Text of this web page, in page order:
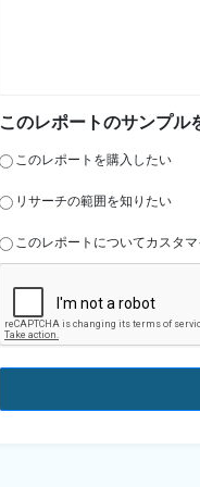
このレポートのサンプル
このレポートを購入したい
リサーチの範囲を知りたい
このレポートについてカスタ